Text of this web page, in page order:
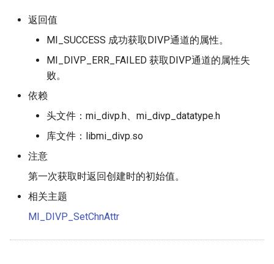
返回值
MI_SUCCESS 成功获取DIVP通道的属性。
MI_DIVP_ERR_FAILED 获取DIVP通道的属性失
败。
依赖
头文件：mi_divp.h、mi_divp_datatype.h
库文件：libmi_divp.so
注意
第一次获取时返回创建时的初始值。
相关主题
MI_DIVP_SetChnAttr